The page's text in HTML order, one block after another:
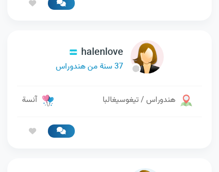
halenlove
37 سنة من هندوراس
هندوراس / تيغوسيغالبا آنسة